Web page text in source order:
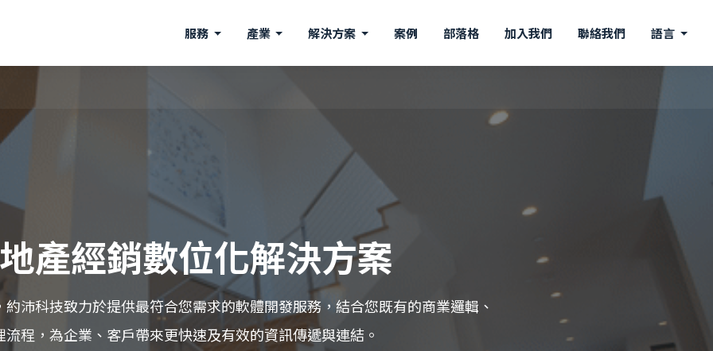
服務 產業 解決方案 案例 部落格 加入我們 聯絡我們 語言
產經銷數位化解決方案
沛科技致力於提供最符合您需求的軟體開發服務，結合您既有的商業邏輯、
流程，為企業、客戶帶來更快速及有效的資訊傳遞與連結。